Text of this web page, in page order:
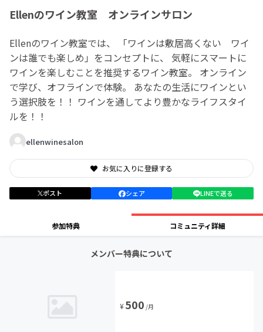
Ellenのワイン教室 オンラインサロン
Ellenのワイン教室では、 「ワインは敷居高くない ワイ
ンは誰でも楽しめ」をコンセプトに、 気軽にスマートに
ワインを楽しむことを推奨するワイン教室。 オンライン
で学び、オフラインで体験。 あなたの生活にワインとい
う選択肢を！！ ワインを通してより豊かなライフスタイ
ルを！！
ellenwinesalon
お気に入りに登録する
ポスト シェア LINEで送る
参加特典 コミュニティ詳細
メンバー特典について
¥500 /月